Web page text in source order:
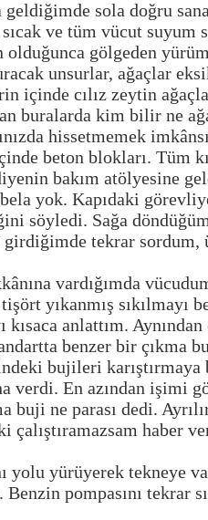
sola doğru
ve tüm vücut suyum
gölgeden
unsurlar, ağaçlar
içinde cılız zeytin
buralarda kim bilir ne
hissetmemek
beton blokları. Tüm
bakım atölyesine
yok. Kapıdaki
söyledi. Sağa
girdiğimde tekrar
vardığımda
tişört yıkanmış
kısaca anlattım.
benzer bir çıkma
bujileri karıştırmaya
verdi. En azından işimi
buji ne parası dedi.
çalıştıramazsam haber
yolu yürüyerek tekneye
pompasını tekrar